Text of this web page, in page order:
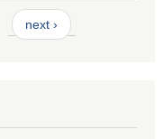
next ›